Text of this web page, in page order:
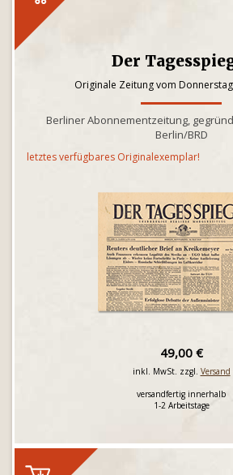
Der
Originale Zeitung vom
Berliner Abonnementzeitung,
Berlin/BRD
letztes verfügbares Originalexemplar!
49,00 €
inkl. MwSt. zzgl. Versand
versandfertig innerhalb
1-2 Arbeitstage